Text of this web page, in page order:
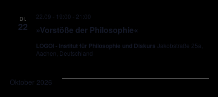
DI.
22 »Vorstöße der Philosophie«
22.09 - 19:00 - 21:00
LOGOI - Institut für Philosophie und Diskurs Jakobstraße 25a,
Aachen, Deutschland
Oktober 2026